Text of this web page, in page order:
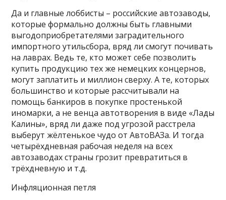
Да и главные лоббисты – российские автозаводы,
которые формально должны быть главными
выгодоприобретателями заградительного
импортного утильсбора, вряд ли смогут почивать
на лаврах. Ведь те, кто может себе позволить
купить продукцию тех же немецких концернов,
могут заплатить и миллион сверху. А те, которых
большинство и которые рассчитывали на
помощь банкиров в покупке простенькой
иномарки, а не венца автотворения в виде «Лады
Калины», вряд ли даже под угрозой расстрела
выберут жёлтенькое чудо от АвтоВАЗа. И тогда
четырёхдневная рабочая неделя на всех
автозаводах страны грозит превратиться в
трёхдневную и т.д.
Инфляционная петля